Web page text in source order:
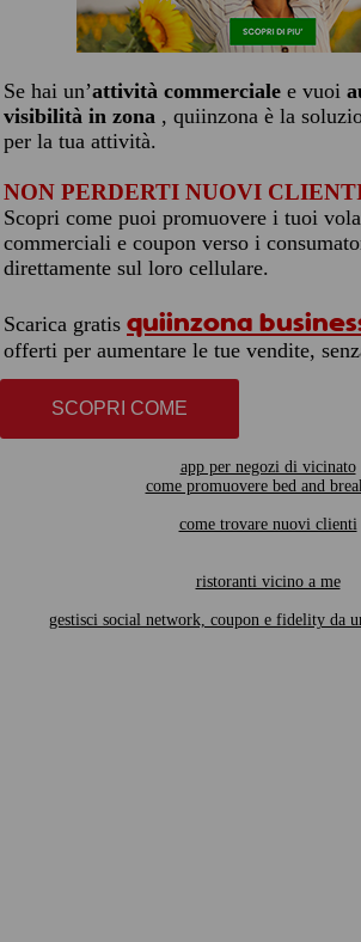
Se hai un’attività commerciale e vuoi
visibilità in zona , quiinzona è la
per la tua attività.
NON PERDERTI NUOVI
Scopri come puoi promuovere i tuoi
commerciali e coupon verso i
direttamente sul loro cellulare.
Scarica gratis quiinzona
offerti per aumentare le tue vendite,
SCOPRI COME
app per negozi di vicinato
come promuovere bed and
come trovare nuovi clienti
ristoranti vicino a me
gestisci social network, coupon e fidelity da